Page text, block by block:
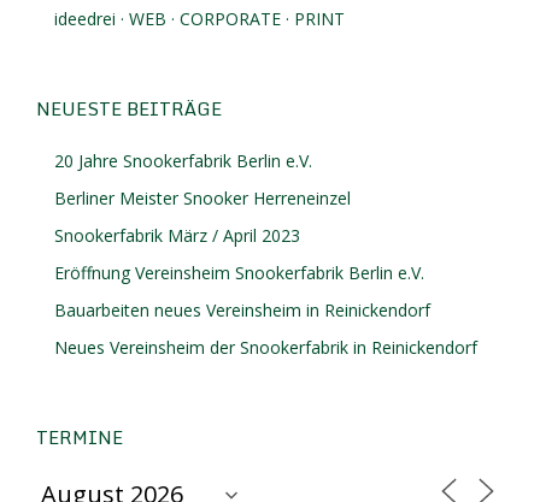
ideedrei · WEB · CORPORATE · PRINT
NEUESTE BEITRÄGE
20 Jahre Snookerfabrik Berlin e.V.
Berliner Meister Snooker Herreneinzel
Snookerfabrik März / April 2023
Eröffnung Vereinsheim Snookerfabrik Berlin e.V.
Bauarbeiten neues Vereinsheim in Reinickendorf
Neues Vereinsheim der Snookerfabrik in Reinickendorf
TERMINE